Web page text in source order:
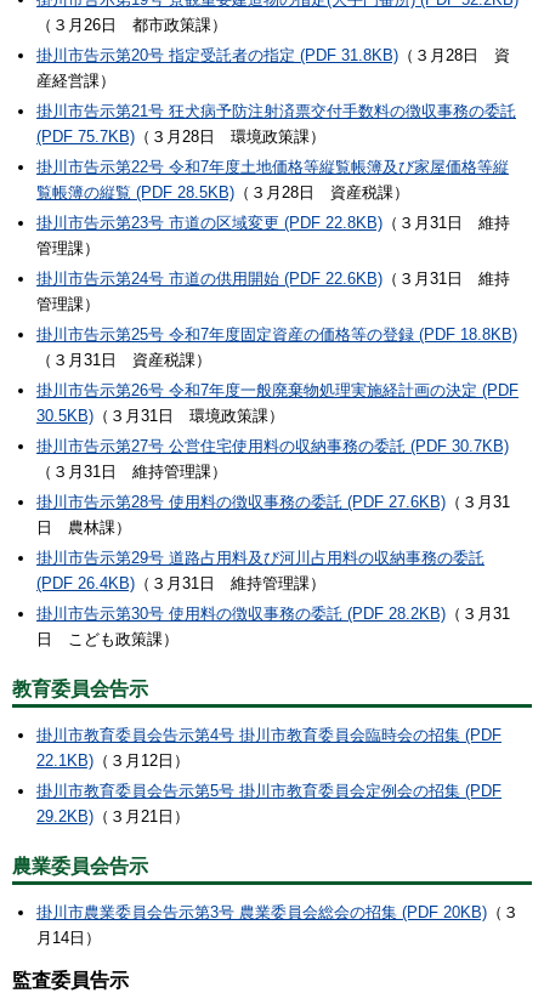
（３月26日 都市政策課）
掛川市告示第20号 指定受託者の指定 (PDF 31.8KB) （３月28日 資
産経営課）
掛川市告示第21号 狂犬病予防注射済票交付手数料の徴収事務の委託
(PDF 75.7KB) （３月28日 環境政策課）
掛川市告示第22号 令和7年度土地価格等縦覧帳簿及び家屋価格等縦
覧帳簿の縦覧 (PDF 28.5KB) （３月28日 資産税課）
掛川市告示第23号 市道の区域変更 (PDF 22.8KB) （３月31日 維持
管理課）
掛川市告示第24号 市道の供用開始 (PDF 22.6KB) （３月31日 維持
管理課）
掛川市告示第25号 令和7年度固定資産の価格等の登録 (PDF 18.8KB)
（３月31日 資産税課）
掛川市告示第26号 令和7年度一般廃棄物処理実施経計画の決定 (PDF
30.5KB) （３月31日 環境政策課）
掛川市告示第27号 公営住宅使用料の収納事務の委託 (PDF 30.7KB)
（３月31日 維持管理課）
掛川市告示第28号 使用料の徴収事務の委託 (PDF 27.6KB) （３月31
日 農林課）
掛川市告示第29号 道路占用料及び河川占用料の収納事務の委託
(PDF 26.4KB) （３月31日 維持管理課）
掛川市告示第30号 使用料の徴収事務の委託 (PDF 28.2KB) （３月31
日 こども政策課）
教育委員会告示
掛川市教育委員会告示第4号 掛川市教育委員会臨時会の招集 (PDF
22.1KB) （３月12日）
掛川市教育委員会告示第5号 掛川市教育委員会定例会の招集 (PDF
29.2KB) （３月21日）
農業委員会告示
掛川市農業委員会告示第3号 農業委員会総会の招集 (PDF 20KB) （３
月14日）
監査委員告示